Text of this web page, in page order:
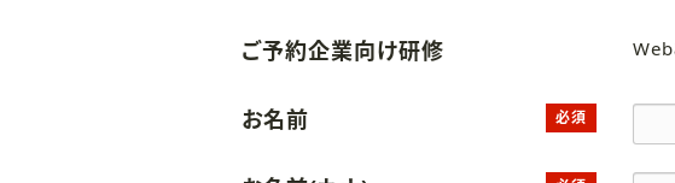
ご予約企業向け研修
お名前 必須